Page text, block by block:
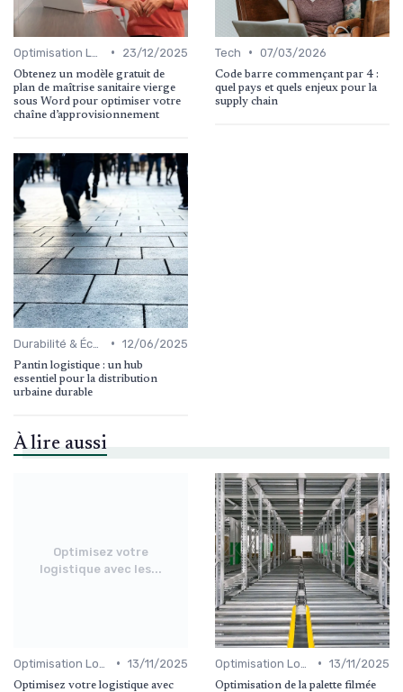
• 23/12/2025
Obtenez un modèle gratuit de
plan de maîtrise sanitaire vierge
sous Word pour optimiser votre
chaîne d’approvisionnement
Tech • 07/03/2026
Code barre commençant par 4 :
quel pays et quels enjeux pour la
supply chain
• 12/06/2025
Pantin logistique : un hub
essentiel pour la distribution
urbaine durable
À lire aussi
Optimisez votre
logistique avec les...
• 13/11/2025
Optimisez votre logistique avec
• 13/11/2025
Optimisation de la palette filmée